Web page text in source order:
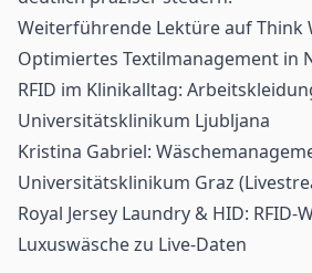
Weiterführende Lektüre auf Think
Optimiertes Textilmanagement in
RFID im Klinikalltag:
Universitätsklinikum Ljubljana
Kristina Gabriel:
Universitätsklinikum Graz
Royal Jersey Laundry & HID: RFID-
Luxuswäsche zu Live-Daten